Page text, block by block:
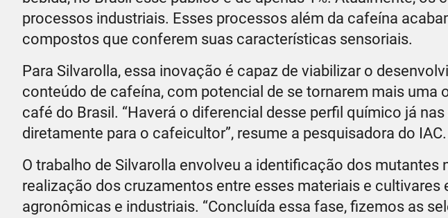
processos industriais. Esses processos além da cafeína
compostos que conferem suas características sensoriais.
Para Silvarolla, essa inovação é capaz de viabilizar o
conteúdo de cafeína, com potencial de se tornarem mais uma
café do Brasil. “Haverá o diferencial desse perfil químico já
diretamente para o cafeicultor”, resume a pesquisadora do IAC.
O trabalho de Silvarolla envolveu a identificação dos mutantes
realização dos cruzamentos entre esses materiais e cultivares
agronômicas e industriais. “Concluída essa fase, fizemos as